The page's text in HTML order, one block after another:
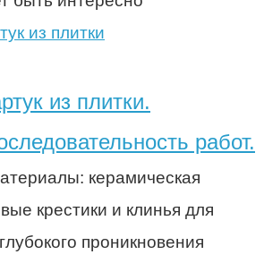
из плитки.
работ.
керамическая
крестики и клинья для
проникновения